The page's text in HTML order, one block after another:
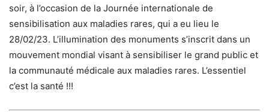
soir, à l’occasion de la Journée internationale de
sensibilisation aux maladies rares, qui a eu lieu le
28/02/23. L’illumination des monuments s’inscrit dans un
mouvement mondial visant à sensibiliser le grand public et
la communauté médicale aux maladies rares. L’essentiel
c’est la santé !!!